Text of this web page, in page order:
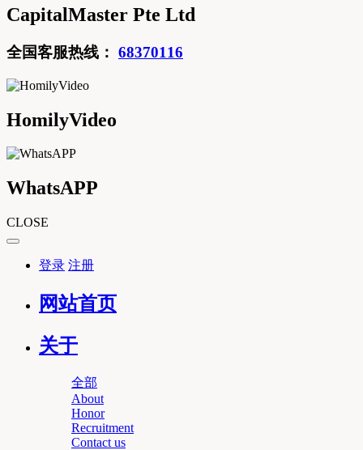
CapitalMaster Pte Ltd
全国客服热线： 68370116
HomilyVideo
WhatsAPP
CLOSE
登录 注册
网站首页
关于
全部
About
Honor
Recruitment
Contact us